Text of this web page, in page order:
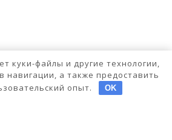
куки-файлы и другие технологии,
навигации, а также предоставить
опыт.
OK